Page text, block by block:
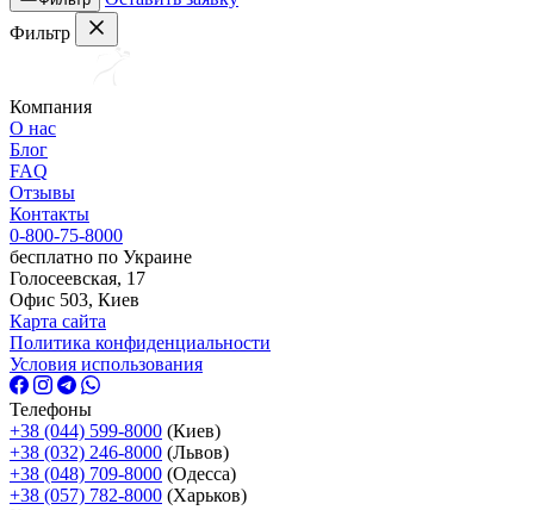
Фильтр
Компания
О нас
Блог
FAQ
Отзывы
Контакты
0-800-75-8000
бесплатно по Украине
Голосеевская, 17
Офис 503, Киев
Карта сайта
Политика конфиденциальности
Условия использования
Телефоны
+38 (044) 599-8000 (Киев)
+38 (032) 246-8000 (Львов)
+38 (048) 709-8000 (Одесcа)
+38 (057) 782-8000 (Харьков)